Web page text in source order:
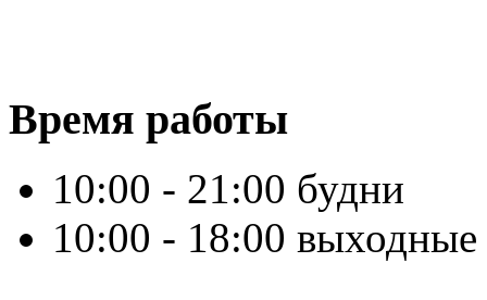
Время работы
10:00 - 21:00 будни
10:00 - 18:00 выходные